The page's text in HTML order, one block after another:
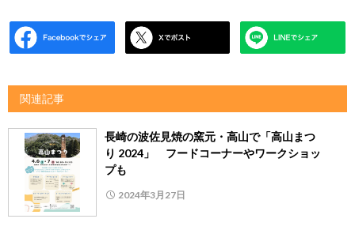
関連記事
長崎の波佐見焼の窯元・高山で「高山まつ
り 2024」 フードコーナーやワークショッ
プも
2024年3月27日